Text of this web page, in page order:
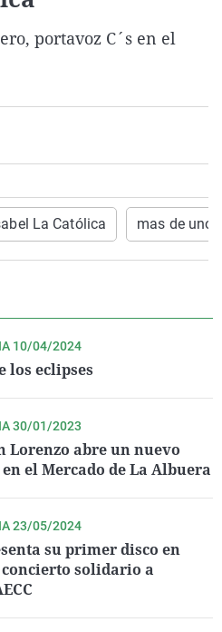
Gente viajera
Retornados
Operación Viuda
Galicia
Navarra
Televisión
portavoz C´s en el
La Católica mas de uno
10/04/2024
los eclipses
30/01/2023
Lorenzo abre un nuevo
el Mercado de La Albuera
23/05/2024
su primer disco en
solidario a